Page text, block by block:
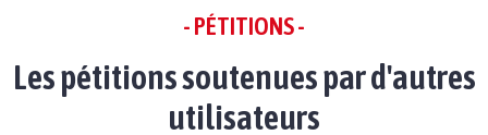
- PÉTITIONS -
Les pétitions soutenues par d'autres
utilisateurs